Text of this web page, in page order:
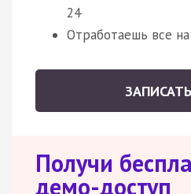
24
Отработаешь все
Получи
демо-доступ